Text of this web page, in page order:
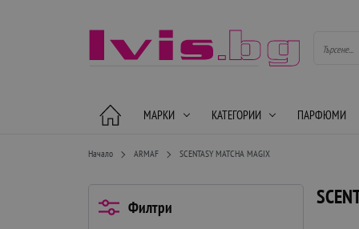
КАТЕГОРИИ ПАРФЮМИ
МАРКИ
Начало ARMAF SCENTASY MATCHA MAGIX
Филтри